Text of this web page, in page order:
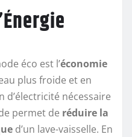
éco est l’économie
plus froide et en
nécessaire
permet de réduire la
d’un lave-vaisselle. En